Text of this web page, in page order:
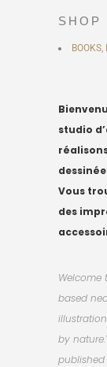
SHOP
studio
Vous
des
Welcome
based
by
published